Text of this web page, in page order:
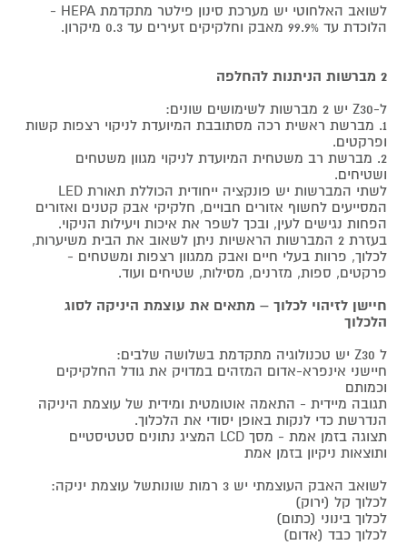
לשואב האלחוטי יש מערכת סינון פילטר מתקדמת HEPA -
הלוכדת עד 99.9% מאבק וחלקיקים זעירים עד 0.3 מיקרון.
2 מברשות הניתנות להחלפה
ל-Z30 יש 2 מברשות לשימושים שונים:
1. מברשת ראשית רכה מסתובבת המיועדת לניקוי רצפות קשות
ופרקטים.
2. מברשת רב משטחית המיועדת לניקוי מגוון משטחים
ושטיחים.
לשתי המברשות יש פונקציה ייחודית הכוללת תאורת LED
המסייעים לחשוף אזורים חבויים, חלקיקי אבק קטנים ואזורים
הפחות נגישים לעין, ובכך לשפר את איכות ויעילות הניקוי.
בעזרת 2 המברשות הראשיות ניתן לשאוב את הבית משיערות,
לכלוך, פרוות בעלי חיים ואבק ממגוון רצפות ומשטחים -
פרקטים, ספות, מזרנים, מסילות, שטיחים ועוד.
חיישן לזיהוי לכלוך – מתאים את עוצמת היניקה לסוג
הלכלוך
ל Z30 יש טכנולוגיה מתקדמת בשלושה שלבים:
חיישני אינפרא-אדום המזהים במדויק את גודל החלקיקים
וכמותם
תגובה מיידית - התאמה אוטומטית ומידית של עוצמת היניקה
הנדרשת כדי לנקות באופן יסודי את הלכלוך.
תצוגה בזמן אמת - מסך LCD המציג נתונים סטטיסטיים
ותוצאות ניקיון בזמן אמת
לשואב האבק העוצמתי יש 3 רמות שונותשל עוצמת יניקה:
לכלוך קל (ירוק)
לכלוך בינוני (כתום)
לכלוך כבד (אדום)